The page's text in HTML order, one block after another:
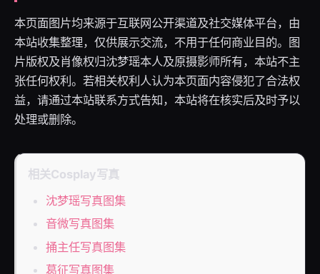
本页面图片均来源于互联网公开渠道及社交媒体平台，由
本站收集整理，仅供展示交流，不用于任何商业目的。图
片版权及肖像权归沈梦瑶本人及原摄影师所有，本站不主
张任何权利。若相关权利人认为本页面内容侵犯了合法权
益，请通过本站联系方式告知，本站将在核实后及时予以
处理或删除。
相关Cosplay写真
沈梦瑶写真图集
音微写真图集
捅主任写真图集
葛征写真图集